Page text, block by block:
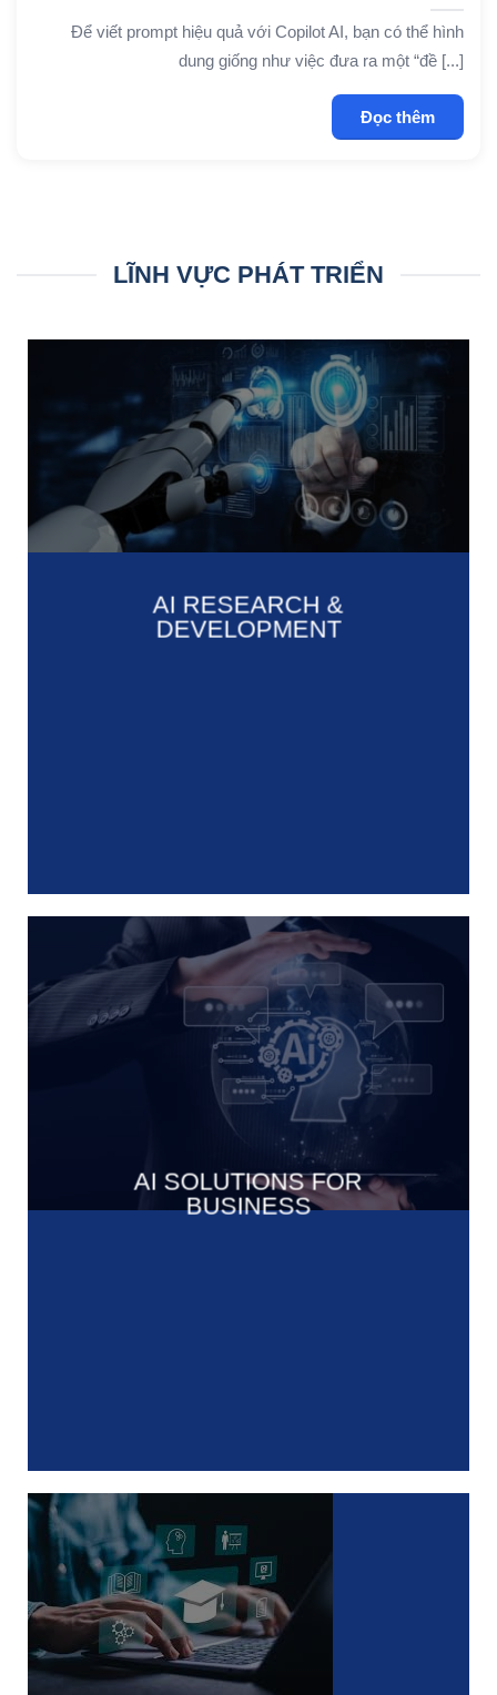
Để viết prompt hiệu quả với Copilot AI, bạn có thể hình
dung giống như việc đưa ra một “đề [...]
Đọc thêm
LĨNH VỰC PHÁT TRIỂN
AI RESEARCH &
DEVELOPMENT
AI SOLUTIONS FOR
BUSINESS